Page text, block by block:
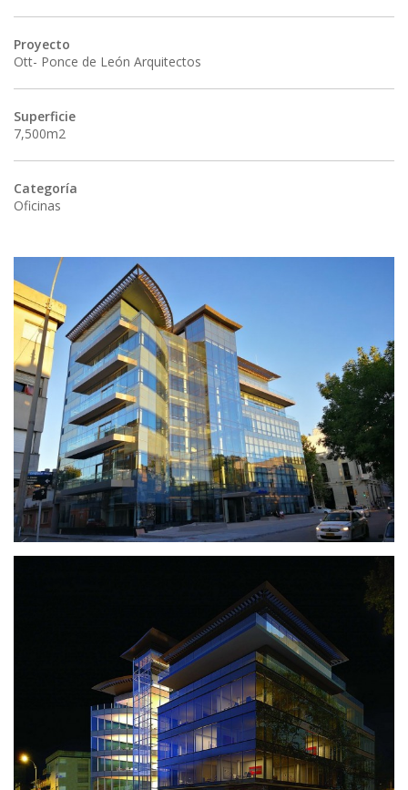
Proyecto
Ott- Ponce de León Arquitectos
Superficie
7,500m2
Categoría
Oficinas